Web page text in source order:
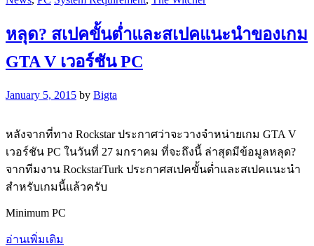
หลุด? สเปคขั้นต่ำและสเปคแนะนำของเกม
GTA V เวอร์ชัน PC
January 5, 2015 by Bigta
หลังจากที่ทาง Rockstar ประกาศว่าจะวางจำหน่ายเกม GTA V
เวอร์ชัน PC ในวันที่ 27 มกราคม ที่จะถึงนี้ ล่าสุดมีข้อมูลหลุด?
จากทีมงาน RockstarTurk ประกาศสเปคขั้นต่ำและสเปคแนะนำ
สำหรับเกมนี้แล้วครับ
Minimum PC
อ่านเพิ่มเติม